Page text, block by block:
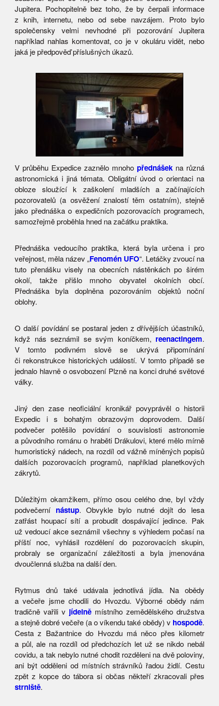
Jupitera. Pochopitelně bez toho, že by čerpali informace
z knih, internetu, nebo od sebe navzájem. Proto bylo
společensky velmi nevhodné při pozorování Jupitera
například nahlas komentovat, co je v okuláru vidět, nebo
jaká je předpověď příslušných úkazů.
V průběhu Expedice zaznělo mnoho přednášek na různá
astronomická i jiná témata. Obligátní úvod o orientaci na
obloze sloužící k zaškolení mladších a začínajících
pozorovatelů (a osvěžení znalostí těm ostatním), stejně
jako přednáška o expedičních pozorovacích programech,
samozřejmě proběhla hned na začátku praktika.
Přednáška vedoucího praktika, která byla určena i pro
veřejnost, měla název „Fenomén UFO“. Letáčky zvoucí na
tuto přenášku visely na obecních nástěnkách po širém
okolí, takže přišlo mnoho obyvatel okolních obcí.
Přednáška byla doplněna pozorováním objektů noční
oblohy.
O další povídání se postaral jeden z dřívějších účastníků,
když nás seznámil se svým koníčkem, reenactingem.
V tomto podivném slově se ukrývá připomínání
či rekonstrukce historických událostí. V tomto případě se
jednalo hlavně o osvobození Plzně na konci druhé světové
války.
Jiný den zase neoficiální kronikář povyprávěl o historii
Expedic i s bohatým obrazovým doprovodem. Další
podvečer potěšilo povídání o souvislosti astronomie
a původního románu o hraběti Drákulovi, které mělo mírně
humoristický nádech, na rozdíl od vážně míněných popisů
dalších pozorovacích programů, například planetkových
zákrytů.
Důležitým okamžikem, přímo osou celého dne, byl vždy
podvečerní nástup. Obvykle bylo nutné dojít do lesa
zatřást houpací sítí a probudit dospávající jedince. Pak
už vedoucí akce seznámil všechny s výhledem počasí na
příští noc, vyhlásil rozdělení do pozorovacích skupin,
probraly se organizační záležitosti a byla jmenována
dvoučlenná služba na další den.
Rytmus dnů také udávala jednotlivá jídla. Na obědy
a večeře jsme chodili do Hvozdu. Výborné obědy nám
tradičně vařili v jídelně místního zemědělského družstva
a stejně dobré večeře (a o víkendu také obědy) v hospodě.
Cesta z Bažantnice do Hvozdu má něco přes kilometr
a půl, ale na rozdíl od předchozích let už se nikdo nebál
covidu, a tak nebylo nutné chodit rozděleni na dvě poloviny,
ani být odděleni od místních strávníků řadou židlí. Cestu
zpět z kopce do tábora si občas někteří zkracovali přes
strniště.